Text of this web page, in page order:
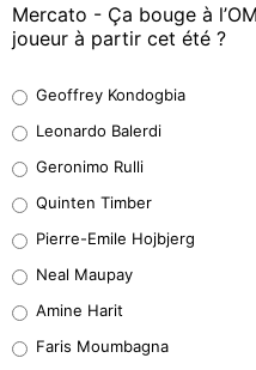
Mercato - Ça bouge à
joueur à partir cet été ?
38%
32%
5%
1%
Geoffrey Kondogbia
Leonardo Balerdi
Geronimo Rulli
Quinten Timber
Pierre-Emile Hojbjerg
Neal Maupay
Amine Harit
Faris Moumbagna